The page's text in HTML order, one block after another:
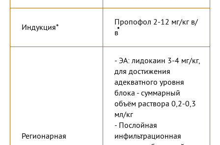
Индукция*
Пропофол 2-12 мг/кг в/
в
Регионарная
- ЭА: лидокаин 3-4 мг/кг,
для достижения
адекватного уровня
блока - суммарный
объём раствора 0,2-0,3
мл/кг
- Послойная
инфильтрационная